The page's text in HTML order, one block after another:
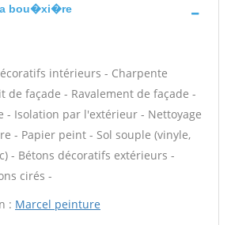
bou�xi�re
intérieurs - Charpente
de façade - Ravalement de façade -
- Isolation par l'extérieur - Nettoyage
- Papier peint - Sol souple (vinyle,
- Bétons décoratifs extérieurs -
cirés -
: Marcel peinture